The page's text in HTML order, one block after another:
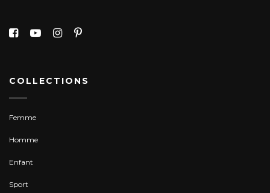
COLLECTIONS
Femme
Homme
Enfant
Sport